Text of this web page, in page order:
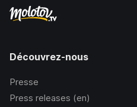
Découvrez-nous
Presse
Press releases (en)